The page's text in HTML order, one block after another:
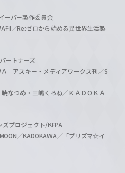
ーバー製作委員会
刊／Re:ゼロから始める異世界生活製
ートナーズ
アスキー・メディアワークス刊／S
なつめ・三嶋くろね／ＫＡＤＯＫＡ
プロジェクト/KFPA
／KADOKAWA／「プリズマ☆イ